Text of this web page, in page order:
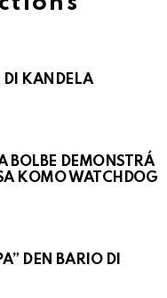
DI KANDELA
BOLBE DEMONSTRÁ
KOMO WATCHDOG
DEN BARIO DI